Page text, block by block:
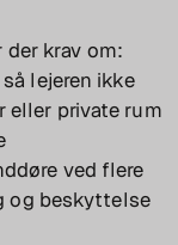
krav om:
lejeren ikke
eller private rum
ved flere
og beskyttelse